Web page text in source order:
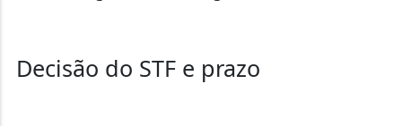
Decisão do STF e prazo